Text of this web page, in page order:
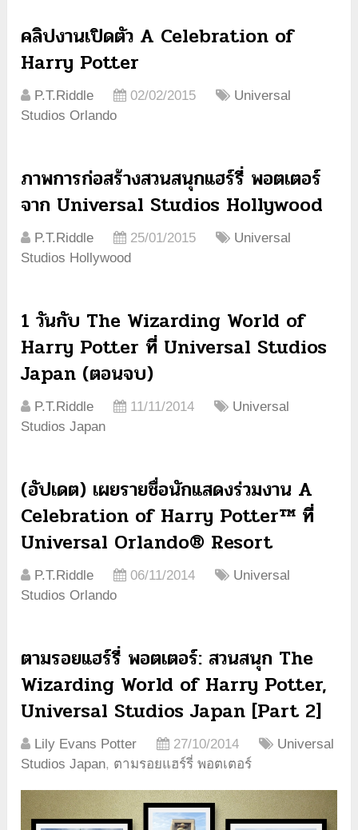
คลิปงานเปิดตัว A Celebration of
Harry Potter
P.T.Riddle 02/02/2015
Universal
Studios Orlando
ภาพการก่อสร้างสวนสนุกแฮร์รี่ พอตเตอร์
จาก Universal Studios Hollywood
P.T.Riddle 25/01/2015
Universal
Studios Hollywood
1 วันกับ The Wizarding World of
Harry Potter ที่ Universal Studios
Japan (ตอนจบ)
P.T.Riddle 11/11/2014
Universal
Studios Japan
(อัปเดต) เผยรายชื่อนักแสดงร่วมงาน A
Celebration of Harry Potter™ ที่
Universal Orlando® Resort
P.T.Riddle 06/11/2014
Universal
Studios Orlando
ตามรอยแฮร์รี่ พอตเตอร์: สวนสนุก The
Wizarding World of Harry Potter,
Universal Studios Japan [Part 2]
Lily Evans Potter 27/10/2014
Universal
Studios Japan, ตามรอยแฮร์รี่ พอตเตอร์